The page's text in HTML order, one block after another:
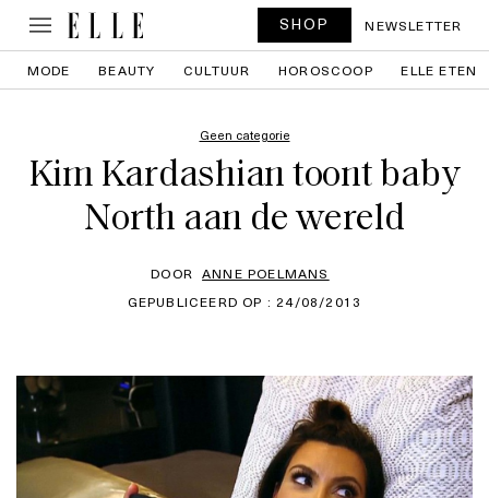
SHOP NEWSLETTER
MODE BEAUTY CULTUUR HOROSCOOP ELLE ETEN
Geen categorie
Kim Kardashian toont baby
North aan de wereld
DOOR ANNE POELMANS
GEPUBLICEERD OP : 24/08/2013